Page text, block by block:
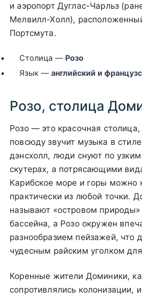
и аэропорт Дуглас-Чарльз
Мелвилл-Холл),
Портсмута.
Столица — Розо
Язык — английский и
Розо, столица
Розо — это красочная столица,
повсюду звучит музыка в
дэнсхолл, люди снуют по
скутерах, а потрясающими
Карибское море и горы можно
практически из любой точки.
называют «островом природы»
бассейна, а Розо окружен
разнообразием пейзажей, что
чудесным райским уголком
Коренные жители Доминики,
сопротивлялись колонизации,